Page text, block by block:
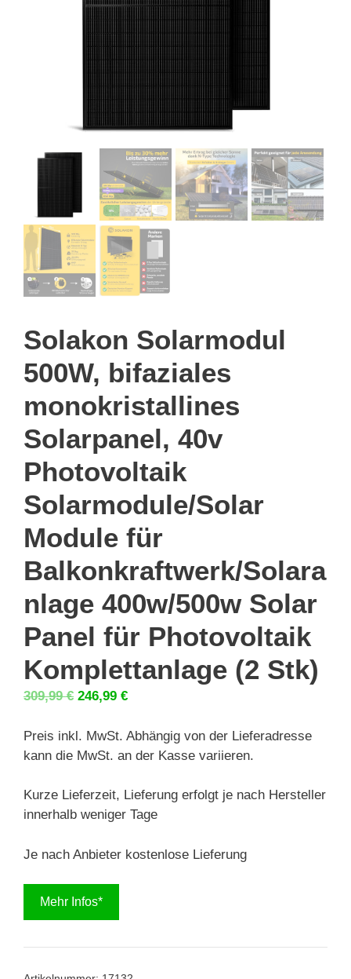
Solakon Solarmodul
500W, bifaziales
monokristallines
Solarpanel, 40v
Photovoltaik
Solarmodule/Solar
Module für
Balkonkraftwerk/Solara
nlage 400w/500w Solar
Panel für Photovoltaik
Komplettanlage (2 Stk)
309,99€ Ursprünglicher
war:
309,99 €
246,99 €Aktueller
ist:
246,99 €.
Preis inkl. MwSt. Abhängig von der Lieferadresse
kann die MwSt. an der Kasse variieren.
Kurze Lieferzeit, Lieferung erfolgt je nach Hersteller
innerhalb weniger Tage
Je nach Anbieter kostenlose Lieferung
Mehr Infos*